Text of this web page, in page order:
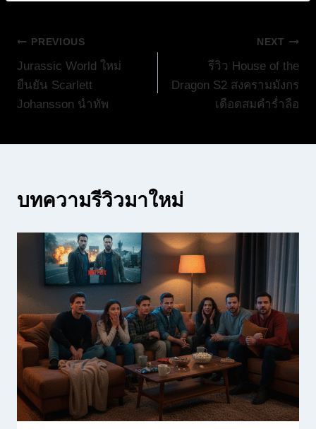
แนะแนว
เรื่อง
PREVIOUS
Jurassic World ใหม่
ยืนยัน Scarlett
Johansson นำทัพ
NEXT
รีวิว House of the
Dragon S2 สงครามมังกร
เดือดสมคำร่ำลือ
บทความรีวิวมาใหม่